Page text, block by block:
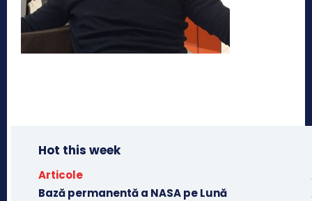
Hot this week
Articole
Bază permanentă a NASA pe Lună